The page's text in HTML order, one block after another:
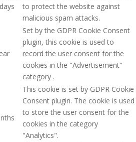
to protect the website against
malicious spam attacks.
Set by the GDPR Cookie Consent
plugin, this cookie is used to
record the user consent for the
cookies in the "Advertisement"
category .
This cookie is set by GDPR Cookie
Consent plugin. The cookie is used
to store the user consent for the
cookies in the category
"Analytics".